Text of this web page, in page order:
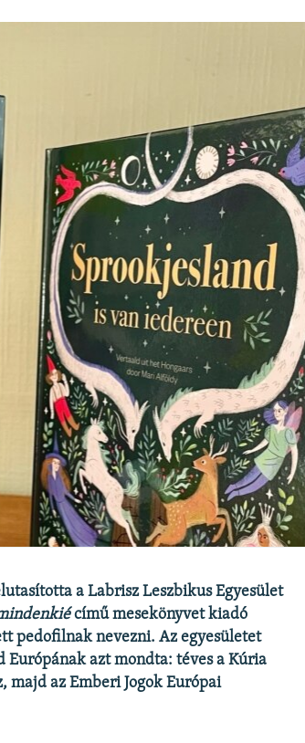
a Labrisz Leszbikus Egyesület
című mesekönyvet kiadó
pedofilnak nevezni. Az egyesületet
Európának azt mondta: téves a Kúria
majd az Emberi Jogok Európai